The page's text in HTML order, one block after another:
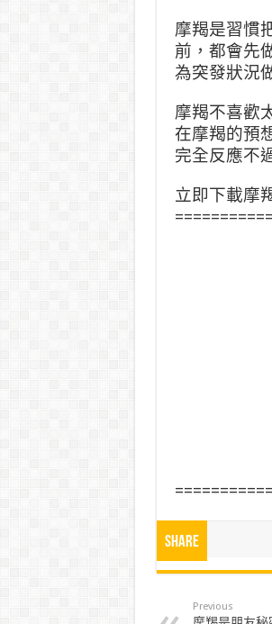
摩羯是習慣
前，都會先
為突發狀況
摩羯不喜歡
在摩羯的預
完全反應不
立即下載摩
Share
Previous